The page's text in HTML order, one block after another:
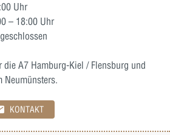
Uhr
– 18:00 Uhr
die A7 Hamburg-Kiel / Flensburg und
Neumünsters.
KONTAKT